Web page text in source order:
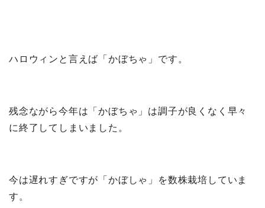
ハロウィンと言えば「かぼちゃ」です。
残念ながら今年は「かぼちゃ」は調子が良くなく早々
に終了してしまいました。
今は遅れすぎですが「かぼしゃ」を数株栽培していま
す。